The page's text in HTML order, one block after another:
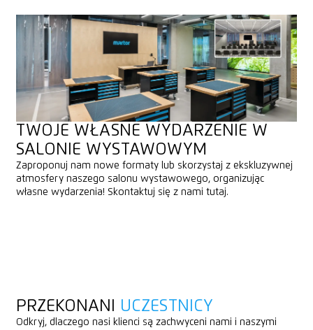
TWOJE WŁASNE WYDARZENIE W
SALONIE WYSTAWOWYM
Zaproponuj nam nowe formaty lub skorzystaj z ekskluzywnej
atmosfery naszego salonu wystawowego, organizując
własne wydarzenia! Skontaktuj się z nami tutaj.
PRZEKONANI UCZESTNICY
Odkryj, dlaczego nasi klienci są zachwyceni nami i naszymi